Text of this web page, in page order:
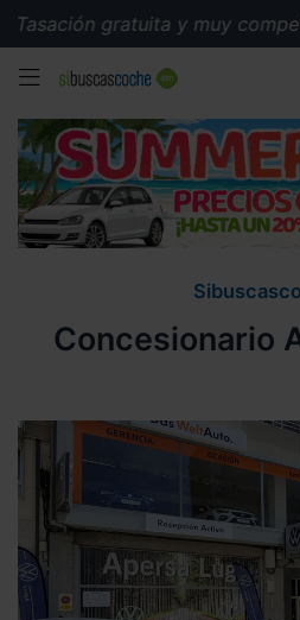
gratuita y muy
MENÚ
Concesionario